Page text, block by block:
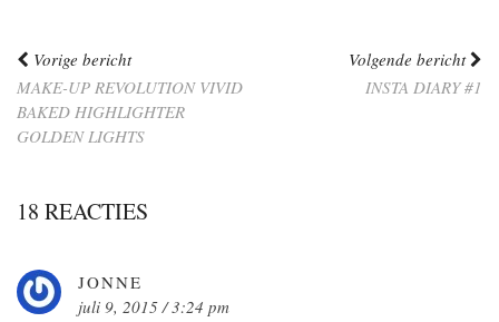
Vorige bericht
MAKE-UP REVOLUTION VIVID
BAKED HIGHLIGHTER
GOLDEN LIGHTS
Volgende bericht
INSTA DIARY #1
18 REACTIES
JONNE
juli 9, 2015 / 3:24 pm